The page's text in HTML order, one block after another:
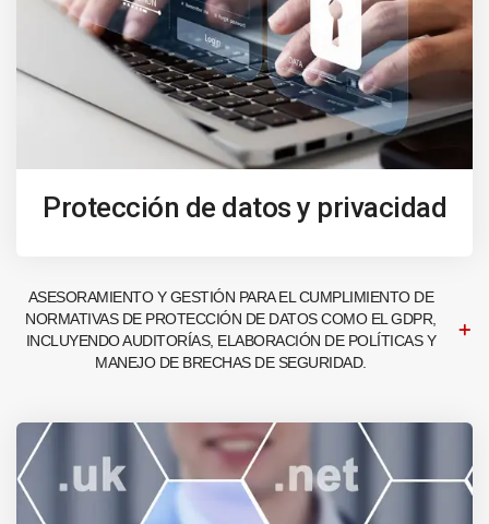
Protección de datos y privacidad
ASESORAMIENTO Y GESTIÓN PARA EL CUMPLIMIENTO DE
NORMATIVAS DE PROTECCIÓN DE DATOS COMO EL GDPR,
INCLUYENDO AUDITORÍAS, ELABORACIÓN DE POLÍTICAS Y
MANEJO DE BRECHAS DE SEGURIDAD.